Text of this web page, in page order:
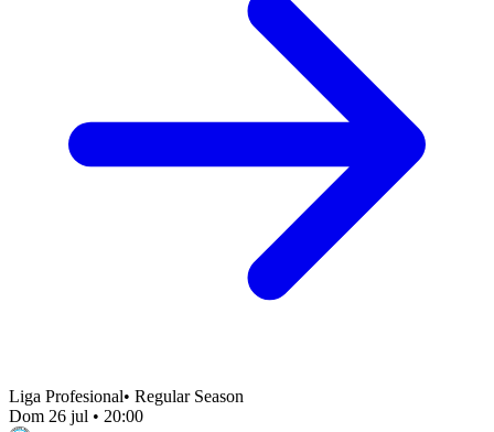
Liga Profesional• Regular Season
Dom 26 jul • 20:00